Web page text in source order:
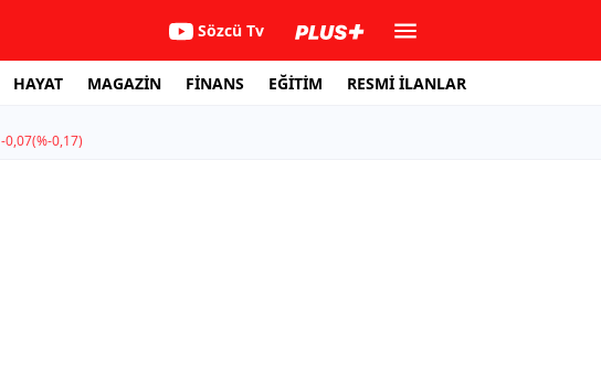
Sözcü Tv
HAYAT MAGAZİN FİNANS EĞİTİM RESMİ İLANLAR
-0,07(%-0,17)